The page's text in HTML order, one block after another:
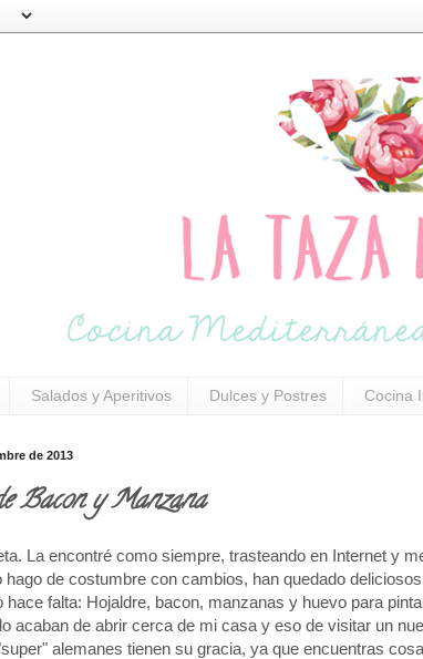
Salados y Aperitivos Dulces y Postres Cocina
de 2013
Bacon y Manzana
La encontré como siempre, trasteando en Internet y
hago de costumbre con cambios, han quedado
hace falta: Hojaldre, bacon, manzanas y huevo para
acaban de abrir cerca de mi casa y eso de visitar un
alemanes tienen su gracia, ya que encuentras